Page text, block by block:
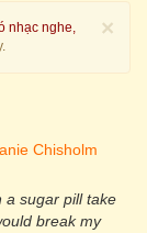
×
nhạc nghe,
Chisholm
a sugar pill take
break my